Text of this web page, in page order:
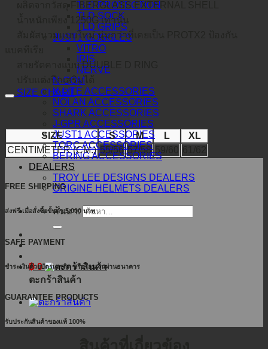
TLD PROTECTION
TLD SOCK
TLD GRIPS
JUST1 GOGGLES
VITRO
IRIS
NERVE
N-COM
X-LITE ACCESSORIES
NOLAN ACCESSORIES
SHARK ACCESSORIES
J-GPR ACCESSORIES
JUST1 ACCESSORIES
TORC ACCESSORIES
BERING ACCESSORIES
DEALERS
TROY LEE DESIGNS DEALERS
ORIGINE HELMETS DEALERS
ค้นหา:
฿0
ตะกร้าสินค้า
ผลิตจากวัสดุ FIBERGLASS EXTERNAL SHELL
น้ำหนักเพียง 1250G เท่านั้น
สัมผัสนวมแบบใหม่ นุ่มกว่าที่เคยเป็น PROTX2 ป้องกัน
สายรัดคางแบบ DUUBLE D RING
ปรับแต่งปีกเสริมได้
SIZE CHART
SIZE S M L
XL
CENTIMETER (CM.) 55/56 57/58 59/60
FREE SHIPPING
ส่งฟรี เมื่อสั่งซื้อขั้นต่ำ 5,000 บาท
SAFE PAYMENT
ชำระเงินด้วยบัตรเครดิต หรือโอนเงินผ่านธนาคาร
GUARANTEE PRODUCTS
รับประกันสินค้าของแท้ 100%